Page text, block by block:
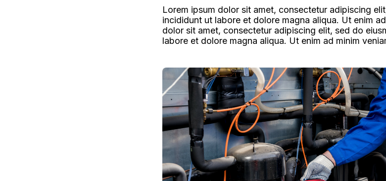
Lorem ipsum dolor sit amet, consectetur adipiscing
incididunt ut labore et dolore magna aliqua. Ut enim
dolor sit amet, consectetur adipiscing elit, sed do
labore et dolore magna aliqua. Ut enim ad minim